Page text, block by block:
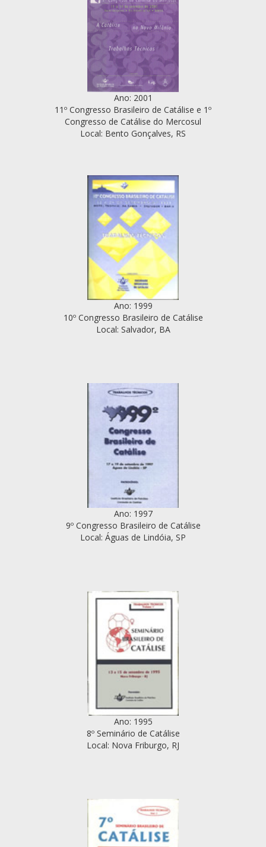
Ano: 2001
11º Congresso Brasileiro de Catálise e 1º
Congresso de Catálise do Mercosul
Local: Bento Gonçalves, RS
Ano: 1999
10º Congresso Brasileiro de Catálise
Local: Salvador, BA
Ano: 1997
9º Congresso Brasileiro de Catálise
Local: Águas de Lindóia, SP
Ano: 1995
8º Seminário de Catálise
Local: Nova Friburgo, RJ